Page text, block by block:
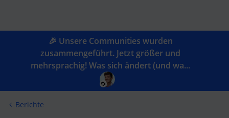
🎉 Unsere Communities wurden
zusammengeführt. Jetzt größer und
mehrsprachig! Was sich ändert (und wa...
Berichte